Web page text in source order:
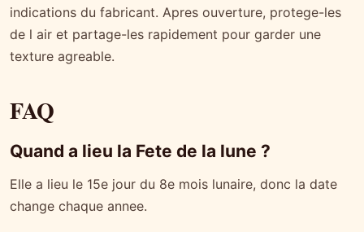
indications du fabricant. Apres ouverture, protege-les
de l air et partage-les rapidement pour garder une
texture agreable.
FAQ
Quand a lieu la Fete de la lune ?
Elle a lieu le 15e jour du 8e mois lunaire, donc la date
change chaque annee.